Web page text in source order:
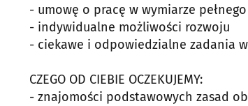
- umowę o pracę w wymiarze
- indywidualne możliwości rozwoju
- ciekawe i odpowiedzialne zadania
CZEGO OD CIEBIE OCZEKUJEMY:
- znajomości podstawowych zasad